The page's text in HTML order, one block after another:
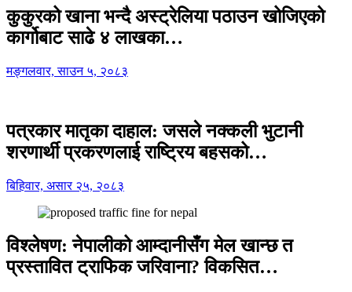
कुकुरको खाना भन्दै अस्ट्रेलिया पठाउन खोजिएको
कार्गोबाट साढे ४ लाखका…
मङ्गलवार, साउन ५, २०८३
पत्रकार मातृका दाहाल: जसले नक्कली भुटानी
शरणार्थी प्रकरणलाई राष्ट्रिय बहसको…
बिहिवार, असार २५, २०८३
विश्लेषण: नेपालीको आम्दानीसँग मेल खान्छ त
प्रस्तावित ट्राफिक जरिवाना? विकसित…